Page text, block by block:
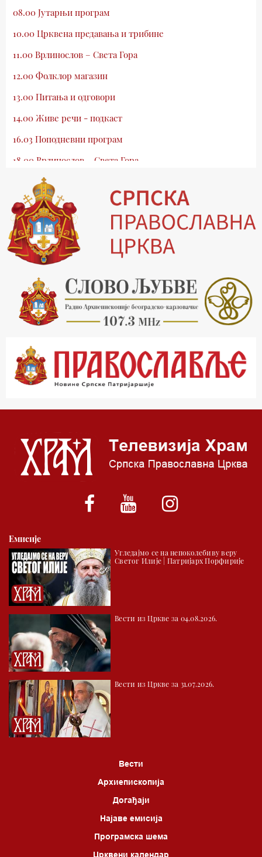
08.00 Јутарњи програм
10.00 Црквена предавања и трибине
11.00 Врлинослов – Света Гора
12.00 Фолклор магазин
13.00 Питања и одговори
14.00 Живе речи - подкаст
16.03 Поподневни програм
18.00 Врлинослов – Света Гора
19.03 Атлас памћења
19.30 Вечерње молитве
20.00 Вести из Цркве
20.15 Реч архијереја
20.30 Млади у Цркви
21.03 Гугл пита
22.03 Црквена предавања и трибине
23.00 Питања и одговори
00.03 Гугл пита
01.03 Живе речи - подкаст
*најважније вести емитујемо на сваки пун сат
Емисије
Угледајмо се на непоколебиву веру
Светог Илије | Патријарх Порфирије
Вести из Цркве за 04.08.2026.
Вести из Цркве за 31.07.2026.
Вести
Архиепископија
Догађаји
Најаве емисија
Програмска шема
Црквени календар